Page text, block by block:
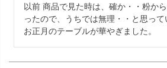
以前 商品で見た時は、確か・・粉か
ったので、うちでは無理・・と思って
お正月のテーブルが華やぎました。